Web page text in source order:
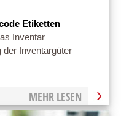
Etiketten
Inventar
der Inventargüter
MEHR LESEN